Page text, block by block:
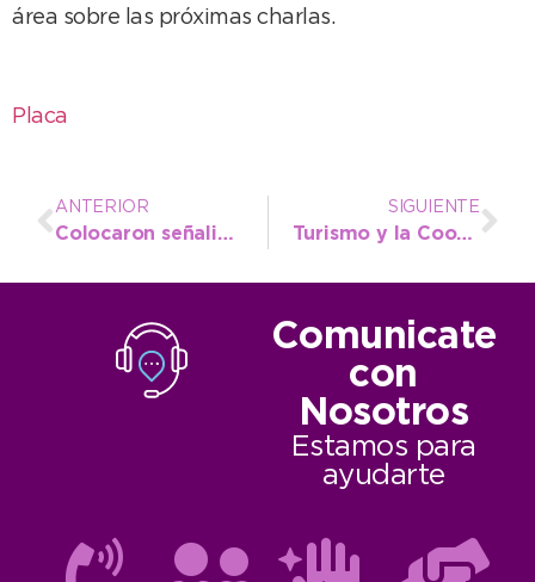
área sobre las próximas charlas.
Placa
ANTERIOR
Colocaron señalización en el control de Ruta 86 y en el acceso a Costa Bonita
SIGUIENTE
Turismo y la Coordinadora de Colectividades Extranjeras trabajan en conjunto para la Feria 2021
Comunicate
con
Nosotros
Estamos para
ayudarte